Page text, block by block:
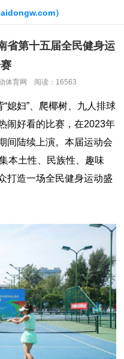
）
省第十五届全民健身运
体育网 阅读：16563
媳妇”、爬椰树、九人排球
闹好看的比赛，在2023年
间陆续上演。本届运动会
本土性、民族性、趣味
打造一场全民健身运动盛